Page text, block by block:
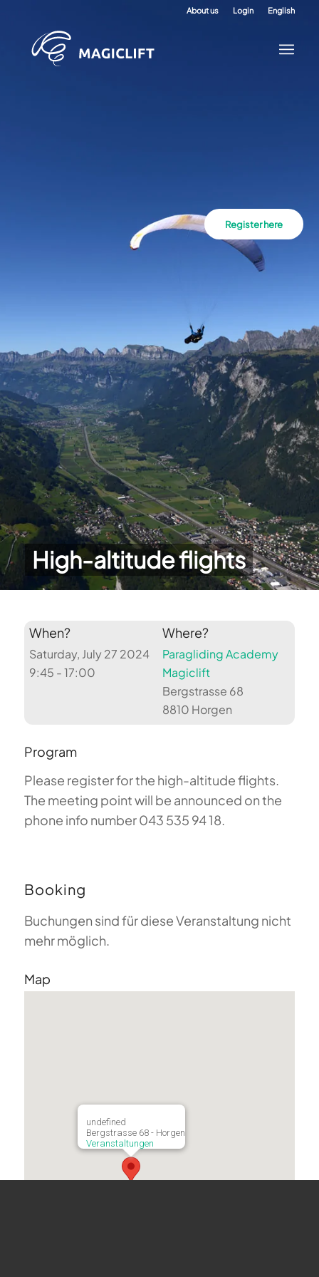
About us Login English
High-altitude flights
Register here
When?
Saturday, July 27 2024
9:45 - 17:00
Where?
Paragliding Academy
Magiclift
Bergstrasse 68
8810 Horgen
Program
Please register for the high-altitude flights.
The meeting point will be announced on the
phone info number 043 535 94 18.
Booking
Buchungen sind für diese Veranstaltung nicht
mehr möglich.
Map
undefined
Bergstrasse 68 - Horgen
Veranstaltungen